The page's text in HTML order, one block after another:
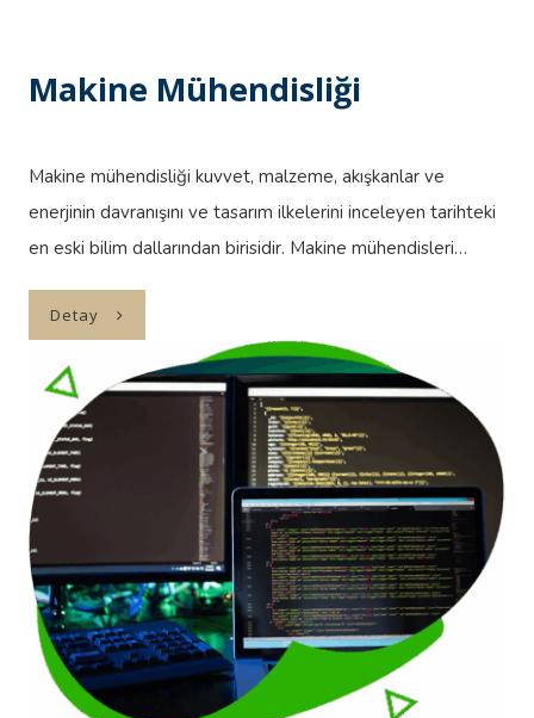
Makine Mühendisliği
Makine mühendisliği kuvvet, malzeme, akışkanlar ve
enerjinin davranışını ve tasarım ilkelerini inceleyen tarihteki
en eski bilim dallarından birisidir. Makine mühendisleri…
Detay